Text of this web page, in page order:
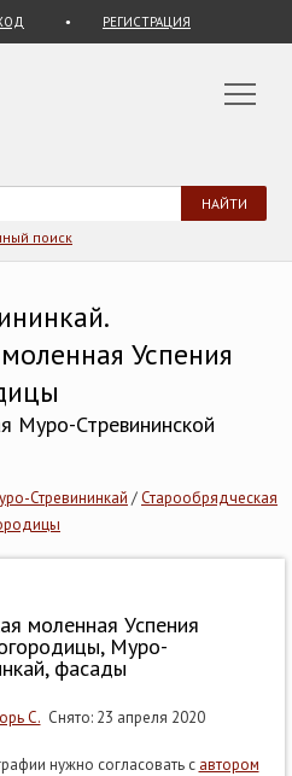
РЕГИСТРАЦИЯ
поиск
Успения
Муро-Стревининской
Стревининкай /Старообрядческая
моленная Успения
Муро-
фасады
С. Снято: 23 апреля 2020
нужно согласовать с автором